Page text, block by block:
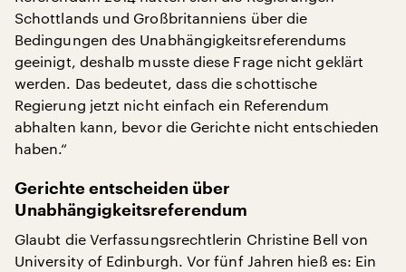
Schottlands und Großbritanniens über die
Bedingungen des Unabhängigkeitsreferendums
geeinigt, deshalb musste diese Frage nicht geklärt
werden. Das bedeutet, dass die schottische
Regierung jetzt nicht einfach ein Referendum
abhalten kann, bevor die Gerichte nicht entschieden
haben.“
Gerichte entscheiden über
Unabhängigkeitsreferendum
Glaubt die Verfassungsrechtlerin Christine Bell von
University of Edinburgh. Vor fünf Jahren hieß es: Ein